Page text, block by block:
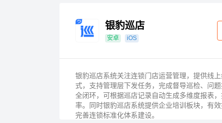
银豹巡店
安卓 iOS
银豹巡店系统关注连锁门店运营管理，提供线
式，支持管理层下发任务，完成督导巡检、问
全闭环，可根据巡店记录自动生成多维度报表
率。同时银豹巡店系统提供企业培训板块，有
完善连锁标准化体系建设。